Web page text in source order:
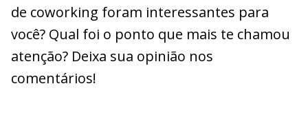
de coworking foram interessantes para
você? Qual foi o ponto que mais te chamou
atenção? Deixa sua opinião nos
comentários!